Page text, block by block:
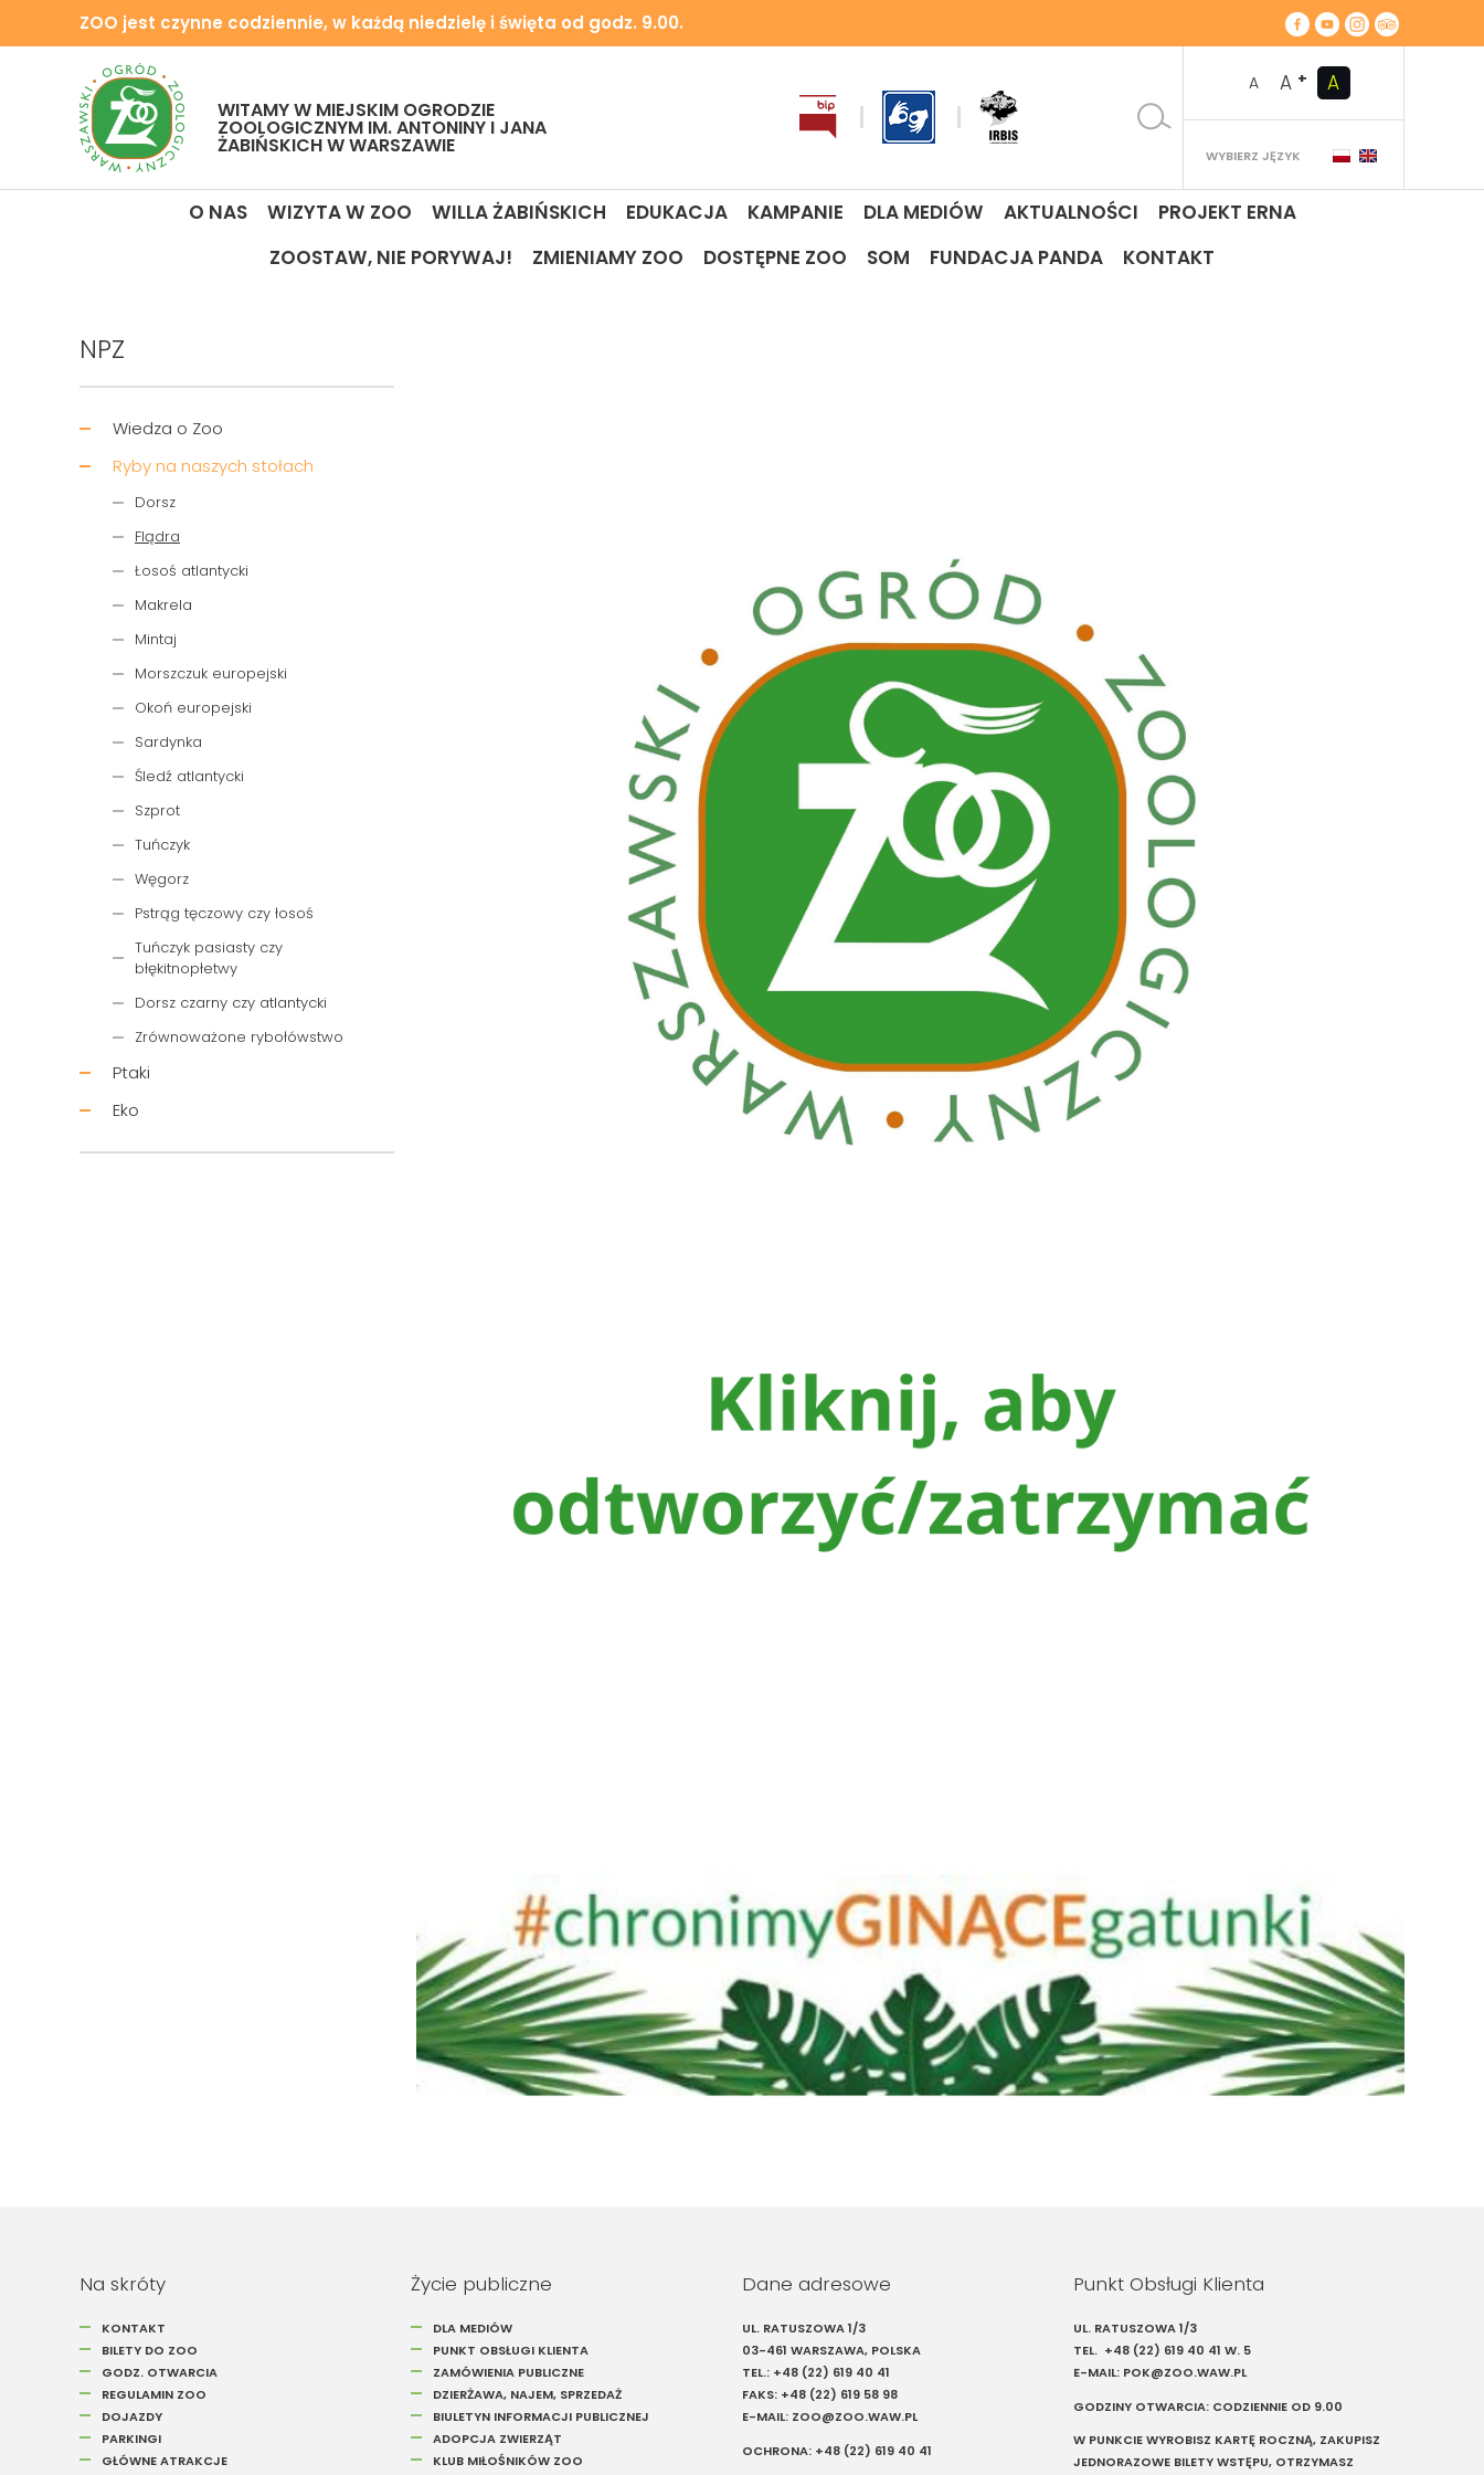
Szukaj
ZOO jest czynne codziennie, w każdą niedzielę i święta od godz. 9.00.
WITAMY W MIEJSKIM OGRODZIE
ZOOLOGICZNYM IM. ANTONINY I JANA
ŻABIŃSKICH W WARSZAWIE
A A + A
WYBIERZ JĘZYK
O NAS WIZYTA W ZOO WILLA ŻABIŃSKICH EDUKACJA KAMPANIE DLA MEDIÓW AKTUALNOŚCI
PROJEKT ERNA
ZOOSTAW, NIE PORYWAJ!
ZMIENIAMY ZOO DOSTĘPNE ZOO SOM FUNDACJA PANDA KONTAKT
NPZ
Wiedza o Zoo
Ryby na naszych stołach
Dorsz
Flądra
Łosoś atlantycki
Makrela
Mintaj
Morszczuk europejski
Okoń europejski
Sardynka
Śledź atlantycki
Szprot
Tuńczyk
Węgorz
Pstrąg tęczowy czy łosoś
Tuńczyk pasiasty czy
błękitnopłetwy
Dorsz czarny czy atlantycki
Zrównoważone rybołówstwo
Ptaki
Eko
Na skróty
KONTAKT
BILETY DO ZOO
GODZ. OTWARCIA
REGULAMIN ZOO
DOJAZDY
PARKINGI
GŁÓWNE ATRAKCJE
Życie publiczne
DLA MEDIÓW
PUNKT OBSŁUGI KLIENTA
ZAMÓWIENIA PUBLICZNE
DZIERŻAWA, NAJEM, SPRZEDAŻ
BIULETYN INFORMACJI PUBLICZNEJ
ADOPCJA ZWIERZĄT
KLUB MIŁOŚNIKÓW ZOO
Dane adresowe
UL. RATUSZOWA 1/3
03-461 WARSZAWA, POLSKA
TEL.: +48 (22) 619 40 41
FAKS: +48 (22) 619 58 98
E-MAIL: ZOO@ZOO.WAW.PL
OCHRONA: +48 (22) 619 40 41
Punkt Obsługi Klienta
UL. RATUSZOWA 1/3
TEL. +48 (22) 619 40 41 W. 5
E-MAIL: POK@ZOO.WAW.PL
GODZINY OTWARCIA: CODZIENNIE OD 9.00
W PUNKCIE WYROBISZ KARTĘ ROCZNĄ, ZAKUPISZ
JEDNORAZOWE BILETY WSTĘPU, OTRZYMASZ